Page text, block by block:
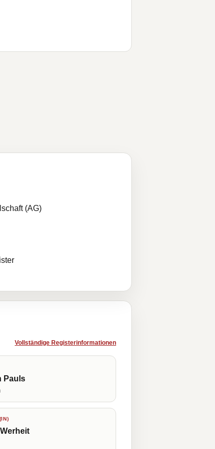
(AG)
Vollständige Registerinformationen
Pauls